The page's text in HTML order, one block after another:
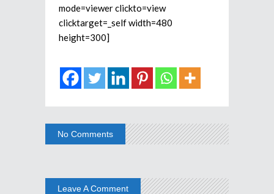
mode=viewer clickto=view
clicktarget=_self width=480
height=300]
No Comments
Leave A Comment